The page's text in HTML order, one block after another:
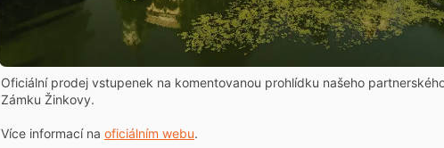
Oficiální prodej vstupenek na komentovanou prohlídku našeho
Zámku Žinkovy.
Více informací na oficiálním webu.